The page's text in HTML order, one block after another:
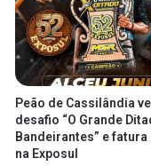
Peão de Cassilândia
desafio “O Grande
Bandeirantes” e fatura
na Exposul